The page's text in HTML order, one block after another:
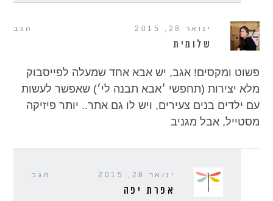
הגב ינואר 28, 2015
שלומית
פשוט ומקסים! אגב, יש אבא אחד שמעלה לפייסבוק
מלא יצירות (תחפשי ׳אבא תבנה לי׳) שאפשר לעשות
עם ילדים בנים צעירים, ויש לו גם אתר.. יותר פיזיקה
מסטייל, אבל מגניב
הגב ינואר 28, 2015
אפרת יפה